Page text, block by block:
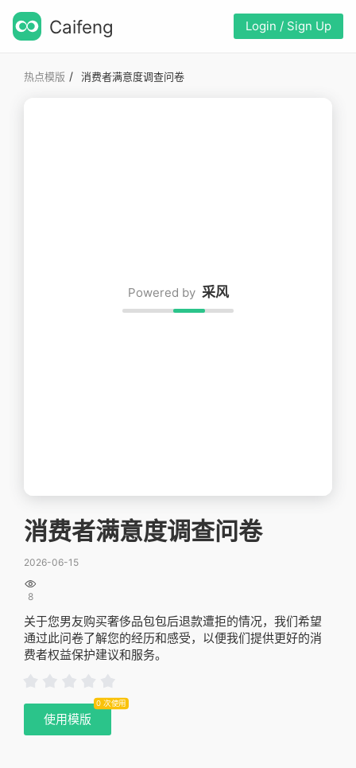
Caifeng Login / Sign Up
热点模版 / 消费者满意度调查问卷
消费者满意度调查问卷
2026-06-15

8
关于您男友购买奢侈品包包后退款遭拒的情况，我们希望
通过此问卷了解您的经历和感受，以便我们提供更好的消
费者权益保护建议和服务。
使用模版
0 次使用